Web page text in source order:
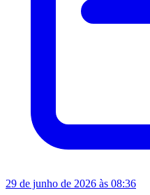
29 de junho de 2026 às 08:36